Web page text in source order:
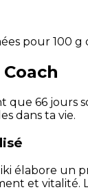
pour 100 g
que 66 jours
dans ta vie.
élabore un
et vitalité.